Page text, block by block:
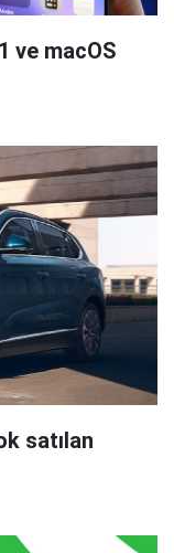
ve macOS
satılan